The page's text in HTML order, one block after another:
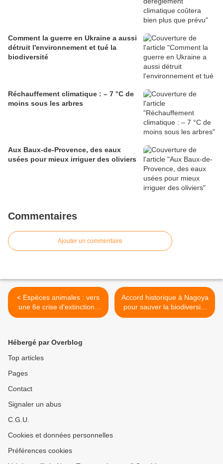
Comment la guerre en Ukraine a aussi
détruit l'environnement et tué la
biodiversité
Réchauffement climatique : – 7 °C de
moins sous les arbres
Aux Baux-de-Provence, des eaux
usées pour mieux irriguer des oliviers
Commentaires
Ajouter un commentaire
< Espèces animales : vers
une 6e crise d'extinctions
due à l’Homme ?
Accord historique à Nagoya
pour sauver la biodiversité
>
Hébergé par Overblog
Top articles
Pages
Contact
Signaler un abus
C.G.U.
Cookies et données personnelles
Préférences cookies